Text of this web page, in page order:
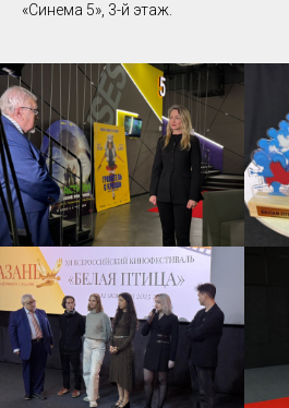
«Cинема 5», 3-й этаж.